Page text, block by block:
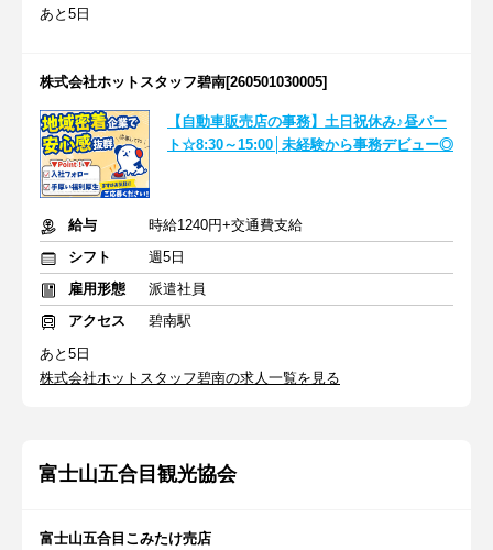
あと5日
株式会社ホットスタッフ碧南[260501030005]
【自動車販売店の事務】土日祝休み♪昼パー
ト☆8:30～15:00│未経験から事務デビュー◎
給与
時給1240円+交通費支給
シフト
週5日
雇用形態
派遣社員
アクセス
碧南駅
あと5日
株式会社ホットスタッフ碧南の求人一覧を見る
富士山五合目観光協会
富士山五合目こみたけ売店